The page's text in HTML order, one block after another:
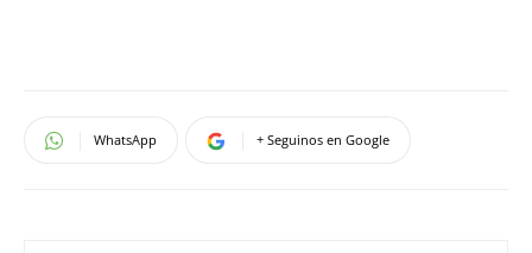
WhatsApp + Seguinos en Google